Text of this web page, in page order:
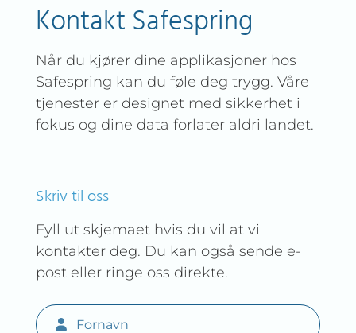
Kontakt Safespring
Når du kjører dine applikasjoner hos
Safespring kan du føle deg trygg. Våre
tjenester er designet med sikkerhet i
fokus og dine data forlater aldri landet.
Skriv til oss
Fyll ut skjemaet hvis du vil at vi
kontakter deg. Du kan også sende e-
post eller ringe oss direkte.
Fornavn